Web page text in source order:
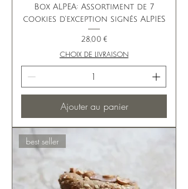
Box ALPEA: Assortiment de 7
cookies d'exception signés ALPIES
Prix
28,00 €
CHOIX DE LIVRAISON
Ajouter au panier
best seller